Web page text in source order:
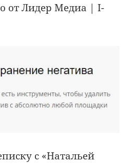
от Лидер Медиа | I-
с «Натальей